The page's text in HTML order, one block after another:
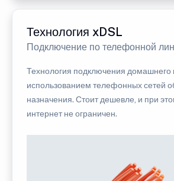
Технология xDSL
Подключение по телефонной
Технология подключения домашнего
использованием телефонных сетей
назначения. Стоит дешевле, и при
интернет не ограничен.